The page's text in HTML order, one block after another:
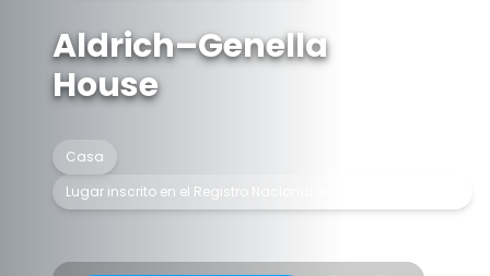
Aldrich–Genella
House
Casa
Lugar inscrito en el Registro Nacional de Lugares Históricos